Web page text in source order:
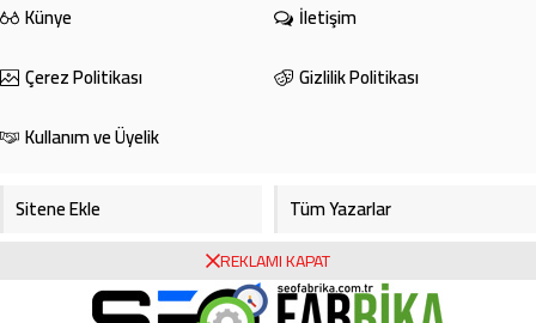
Künye
İletişim
Çerez Politikası
Gizlilik Politikası
Kullanım ve Üyelik
Sitene Ekle
Tüm Yazarlar
Foto Galeri
REKLAMI KAPAT